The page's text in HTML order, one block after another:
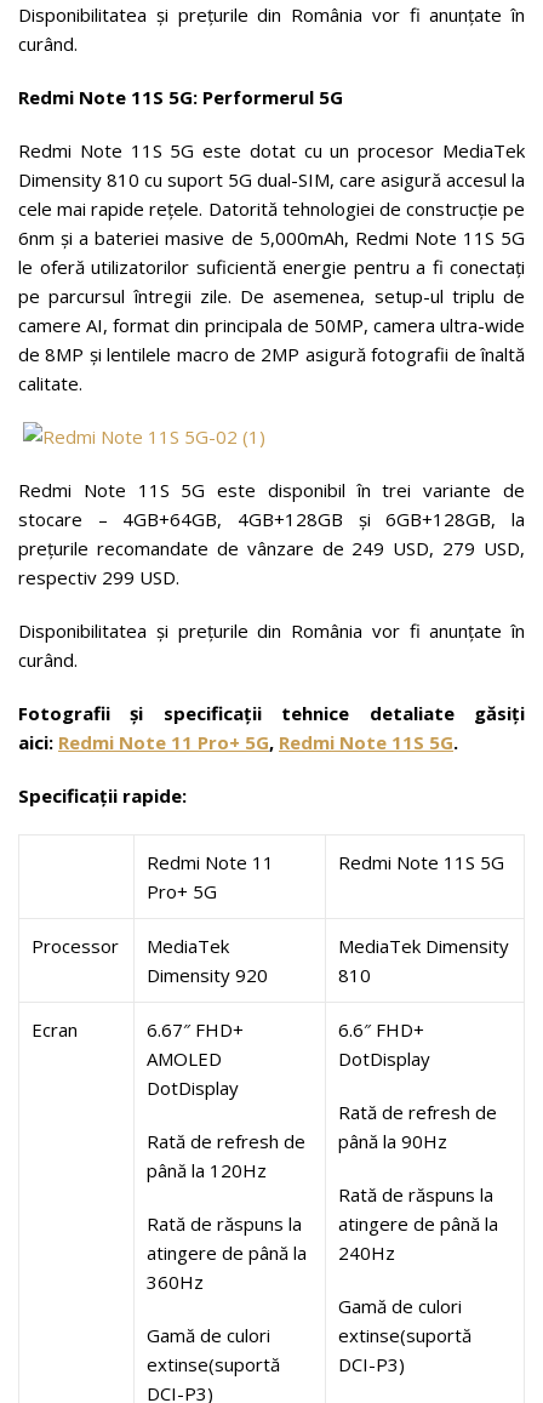
Disponibilitatea și prețurile din România vor fi anunțate în
curând.
Redmi Note 11S 5G: Performerul 5G
Redmi Note 11S 5G este dotat cu un procesor MediaTek
Dimensity 810 cu suport 5G dual-SIM, care asigură accesul la
cele mai rapide rețele. Datorită tehnologiei de construcție pe
6nm și a bateriei masive de 5,000mAh, Redmi Note 11S 5G
le oferă utilizatorilor suficientă energie pentru a fi conectați
pe parcursul întregii zile. De asemenea, setup-ul triplu de
camere AI, format din principala de 50MP, camera ultra-wide
de 8MP și lentilele macro de 2MP asigură fotografii de înaltă
calitate.
Redmi Note 11S 5G este disponibil în trei variante de
stocare – 4GB+64GB, 4GB+128GB și 6GB+128GB, la
prețurile recomandate de vânzare de 249 USD, 279 USD,
respectiv 299 USD.
Disponibilitatea și prețurile din România vor fi anunțate în
curând.
Fotografii și specificații tehnice detaliate găsiți
aici: Redmi Note 11 Pro+ 5G, Redmi Note 11S 5G.
Specificații rapide:
Redmi Note 11
Pro+ 5G
Redmi Note 11S 5G
Processor
MediaTek
Dimensity 920
MediaTek Dimensity
810
Ecran
6.67″ FHD+
AMOLED
DotDisplay
Rată de refresh de
până la 120Hz
Rată de răspuns la
atingere de până la
360Hz
Gamă de culori
extinse(suportă
DCI-P3)
6.6″ FHD+
DotDisplay
Rată de refresh de
până la 90Hz
Rată de răspuns la
atingere de până la
240Hz
Gamă de culori
extinse(suportă
DCI-P3)